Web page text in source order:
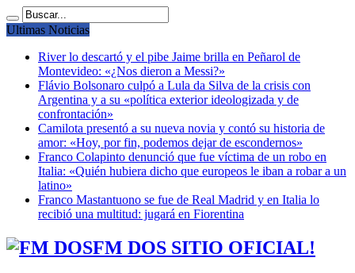
Ultimas Noticias
River lo descartó y el pibe Jaime brilla en Peñarol de
Montevideo: «¿Nos dieron a Messi?»
Flávio Bolsonaro culpó a Lula da Silva de la crisis con
Argentina y a su «política exterior ideologizada y de
confrontación»
Camilota presentó a su nueva novia y contó su historia de
amor: «Hoy, por fin, podemos dejar de escondernos»
Franco Colapinto denunció que fue víctima de un robo en
Italia: «Quién hubiera dicho que europeos le iban a robar a un
latino»
Franco Mastantuono se fue de Real Madrid y en Italia lo
recibió una multitud: jugará en Fiorentina
FM DOS SITIO OFICIAL!